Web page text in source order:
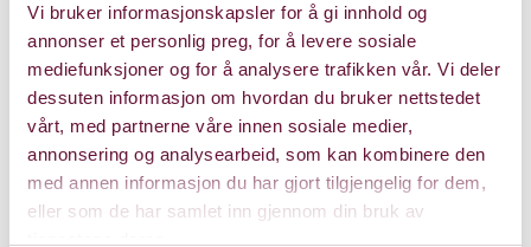
Vi bruker informasjonskapsler for å gi innhold og
annonser et personlig preg, for å levere sosiale
mediefunksjoner og for å analysere trafikken vår. Vi deler
dessuten informasjon om hvordan du bruker nettstedet
vårt, med partnerne våre innen sosiale medier,
annonsering og analysearbeid, som kan kombinere den
med annen informasjon du har gjort tilgjengelig for dem,
eller som de har samlet inn gjennom din bruk av
Mer informasjon om
forestillingen
Medvirkende